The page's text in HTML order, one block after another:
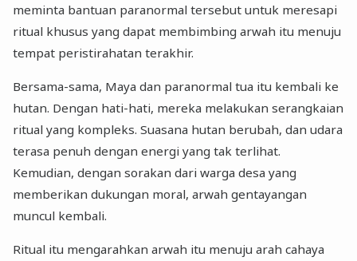
meminta bantuan paranormal tersebut untuk meresapi
ritual khusus yang dapat membimbing arwah itu menuju
tempat peristirahatan terakhir.
Bersama-sama, Maya dan paranormal tua itu kembali ke
hutan. Dengan hati-hati, mereka melakukan serangkaian
ritual yang kompleks. Suasana hutan berubah, dan udara
terasa penuh dengan energi yang tak terlihat.
Kemudian, dengan sorakan dari warga desa yang
memberikan dukungan moral, arwah gentayangan
muncul kembali.
Ritual itu mengarahkan arwah itu menuju arah cahaya